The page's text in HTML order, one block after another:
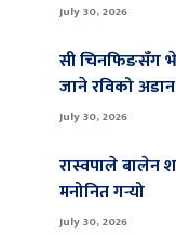
July 30, 2026
सी चिनफिङसँग
जाने रविको अडान
July 30, 2026
रास्वपाले बालेन
मनोनित गर्‍यो
July 30, 2026